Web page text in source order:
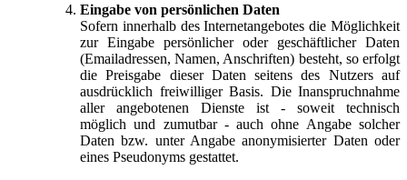
Eingabe von persönlichen Daten
Sofern innerhalb des Internetangebotes die Möglichkeit
zur Eingabe persönlicher oder geschäftlicher Daten
(Emailadressen, Namen, Anschriften) besteht, so erfolgt
die Preisgabe dieser Daten seitens des Nutzers auf
ausdrücklich freiwilliger Basis. Die Inanspruchnahme
aller angebotenen Dienste ist - soweit technisch
möglich und zumutbar - auch ohne Angabe solcher
Daten bzw. unter Angabe anonymisierter Daten oder
eines Pseudonyms gestattet.